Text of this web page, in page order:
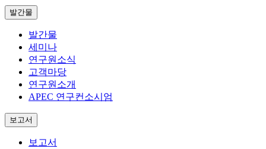
발간물
발간물
세미나
연구원소식
고객마당
연구원소개
APEC 연구컨소시엄
보고서
보고서